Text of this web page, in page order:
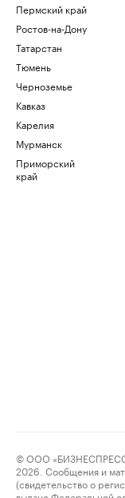
Пермский край
Ростов-на-Дону
Татарстан
Тюмень
Черноземье
Кавказ
Карелия
Мурманск
Приморский
край
© ООО
2026. Сообщения и
(свидетельство о